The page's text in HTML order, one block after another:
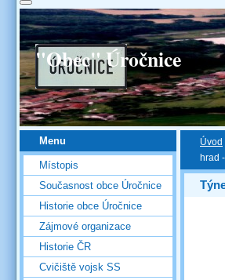
"Obec" Úročnice
Úvod
hrad
Menu
Místopis
Současnost obce Úročnice
Historie obce Úročnice
Zájmové organizace
Historie ČR
Cvičiště vojsk SS